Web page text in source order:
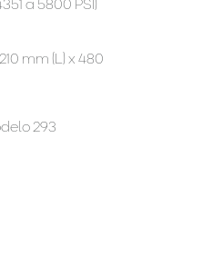
a 5800 PSI)
mm (L) x 480
293